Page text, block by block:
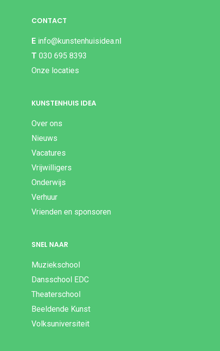
CONTACT
E info@kunstenhuisidea.nl
T 030 695 8393
Onze locaties
KUNSTENHUIS IDEA
Over ons
Nieuws
Vacatures
Vrijwilligers
Onderwijs
Verhuur
Vrienden en sponsoren
SNEL NAAR
Muziekschool
Dansschool EDC
Theaterschool
Beeldende Kunst
Volksuniversiteit